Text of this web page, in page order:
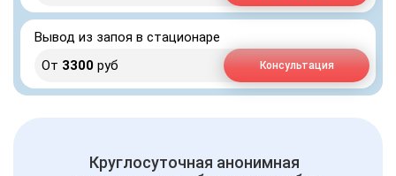
Вывод из запоя в стационаре
От 3300 руб Консультация
Круглосуточная анонимная